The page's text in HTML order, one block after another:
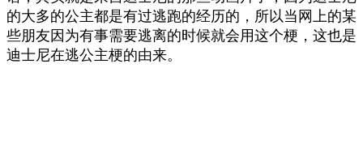
的大多的公主都是有过逃跑的经历的，所以当网上的某
些朋友因为有事需要逃离的时候就会用这个梗，这也是
迪士尼在逃公主梗的由来。